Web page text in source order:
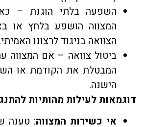
השפעה בלתי הוגנת –
המצווה הושפע בלחץ או
הצוואה בניגוד לרצונו האמיתי.
ביטול צוואה – אם המצווה
המבטלת את הקודמת או
הישנה.
דוגמאות לעילות מהותיות
אי כשירות המצווה: טענה